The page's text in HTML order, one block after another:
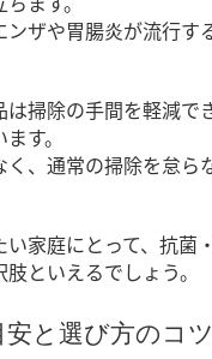
ザや胃腸炎が流行す
は掃除の手間を軽減で
す。
く、通常の掃除を怠ら
家庭にとって、抗菌
といえるでしょう。
安と選び方のコツ